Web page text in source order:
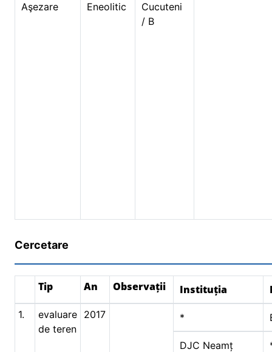
Aşezare Eneolitic
Cucuteni
/ B
Cercetare
Tip An Observații Instituția
1.
evaluare
de teren
2017 *
DJC Neamț